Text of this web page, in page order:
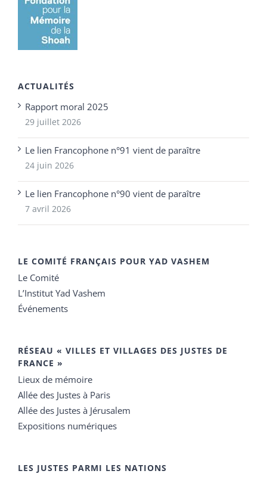
ACTUALITÉS
Rapport moral 2025
29 juillet 2026
Le lien Francophone n°91 vient de paraître
24 juin 2026
Le lien Francophone n°90 vient de paraître
7 avril 2026
LE COMITÉ FRANÇAIS POUR YAD VASHEM
Le Comité
L’Institut Yad Vashem
Événements
RÉSEAU « VILLES ET VILLAGES DES JUSTES DE
FRANCE »
Lieux de mémoire
Allée des Justes à Paris
Allée des Justes à Jérusalem
Expositions numériques
LES JUSTES PARMI LES NATIONS